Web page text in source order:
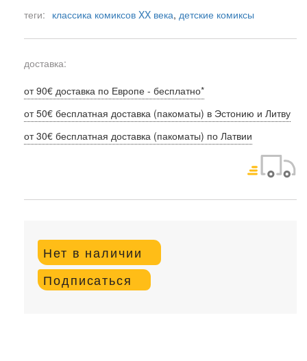
теги: классика комиксов XX века, детские комиксы
доставка:
от 90€ доставка по Европе - бесплатно*
от 50€ бесплатная доставка (пакоматы) в Эстонию и Литву
от 30€ бесплатная доставка (пакоматы) по Латвии
Нет в наличии
Подписаться